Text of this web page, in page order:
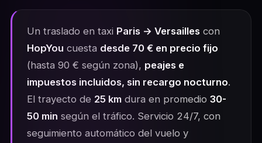
Un traslado en taxi Paris → Versailles con
HopYou cuesta desde 70 € en precio fijo
(hasta 90 € según zona), peajes e
impuestos incluidos, sin recargo nocturno.
El trayecto de 25 km dura en promedio30-
50 min según el tráfico. Servicio 24/7, con
seguimiento automático del vuelo y